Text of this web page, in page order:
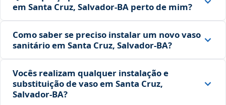
em Santa Cruz, Salvador‑BA perto de mim?
Como saber se preciso instalar um novo vaso
sanitário em Santa Cruz, Salvador‑BA?
Vocês realizam qualquer instalação e
substituição de vaso em Santa Cruz,
Salvador‑BA?